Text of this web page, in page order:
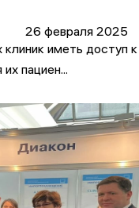
26 февраля 2025
иметь доступ к
пациен...